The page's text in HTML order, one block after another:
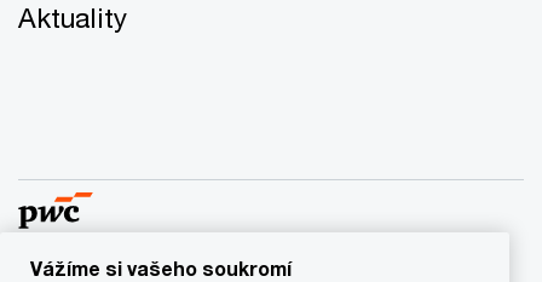
Aktuality
Vážíme si vašeho soukromí